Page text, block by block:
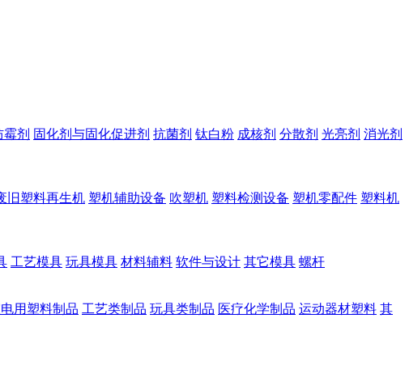
霉剂 固化剂与固化促进剂 抗菌剂 钛白粉 成核剂 分散剂 光亮剂 消光剂
旧塑料再生机 塑机辅助设备 吹塑机 塑料检测设备 塑机零配件 塑料机
工艺模具 玩具模具 材料辅料 软件与设计 其它模具 螺杆
用塑料制品 工艺类制品 玩具类制品 医疗化学制品 运动器材塑料 其